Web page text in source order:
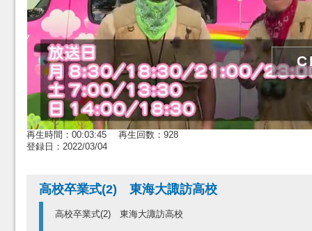
再生時間：00:03:45 再生回数：928
登録日：2022/03/04
高校卒業式(2) 東海大諏訪高校
高校卒業式(2) 東海大諏訪高校